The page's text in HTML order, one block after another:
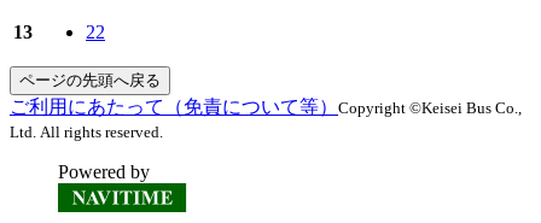
13 22
ページの先頭へ戻る
ご利用にあたって（免責について等） Copyright ©Keisei Bus Co.,
Ltd. All rights reserved.
Powered by